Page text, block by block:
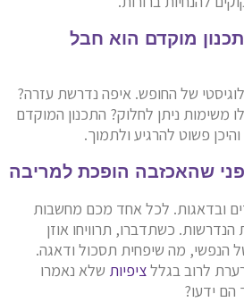
מוקדם הוא חבל
לוגיסטי של החופש. איפה נדרשת עזרה?
משימות ניתן לחלוק? התכנון המוקדם
פשוט להרגיע ולתמוך.
ובדאגות. לכל אחד מכם מחשבות
הנדרשות. כשתדברו, תרוויחו אוזן
הנפשי, מה שיפחית תסכול ודאגה.
לרוב בגללציפיות שלא נאמרו
ידעו?